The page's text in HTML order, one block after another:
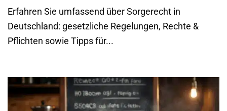
Erfahren Sie umfassend über Sorgerecht in
Deutschland: gesetzliche Regelungen, Rechte &
Pflichten sowie Tipps für...